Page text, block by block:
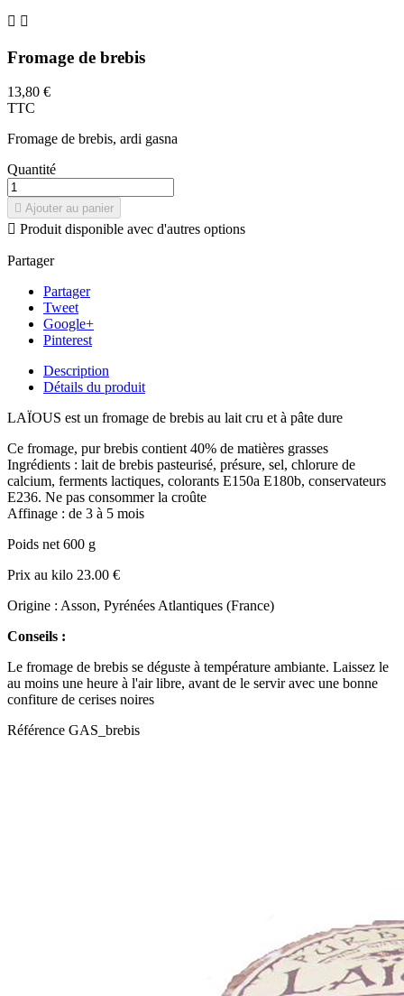
 
Fromage de brebis
13,80 €
TTC
Fromage de brebis, ardi gasna
Quantité
 Ajouter au panier
 Produit disponible avec d'autres options
Partager
Partager
Tweet
Google+
Pinterest
Description
Détails du produit
LAÏOUS est un fromage de brebis au lait cru et à pâte dure
Ce fromage, pur brebis contient 40% de matières grasses
Ingrédients : lait de brebis pasteurisé, présure, sel, chlorure de
calcium, ferments lactiques, colorants E150a E180b, conservateurs
E236. Ne pas consommer la croûte
Affinage : de 3 à 5 mois
Poids net 600 g
Prix au kilo 23.00 €
Origine : Asson, Pyrénées Atlantiques (France)
Conseils :
Le fromage de brebis se déguste à température ambiante. Laissez le
au moins une heure à l'air libre, avant de le servir avec une bonne
confiture de cerises noires
Référence GAS_brebis